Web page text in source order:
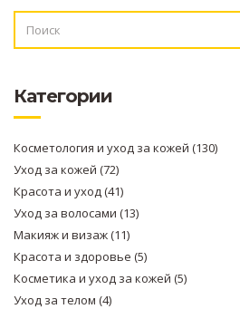
Категории
Косметология и уход за кожей (130)
Уход за кожей (72)
Красота и уход(41)
Уход за волосами (13)
Макияж и визаж(11)
Красота и здоровье (5)
Косметика и уход за кожей (5)
Уход за телом (4)